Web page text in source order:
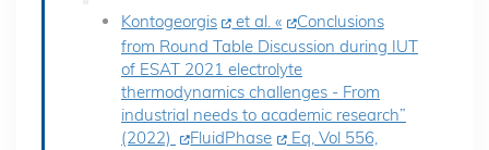
Kontogeorgis et al. «
Conclusions
from Round Table Discussion during IUT
of ESAT 2021 electrolyte
thermodynamics challenges - From
industrial needs to academic research”
(2022)
FluidPhase
Eq, Vol 556,